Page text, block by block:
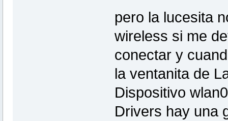
pero la lucesita
wireless si me
conectar y
la ventanita de
Dispositivo
Drivers hay una